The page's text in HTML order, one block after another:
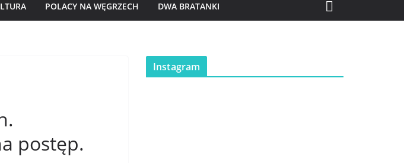
POLACY NA WĘGRZECH DWA BRATANKI
postęp.
Instagram